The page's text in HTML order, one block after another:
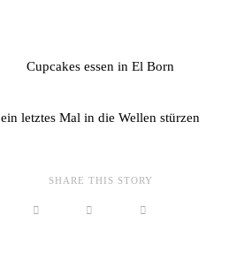
Cupcakes essen in El Born
ein letztes Mal in die Wellen stürzen
SHARE THIS STORY